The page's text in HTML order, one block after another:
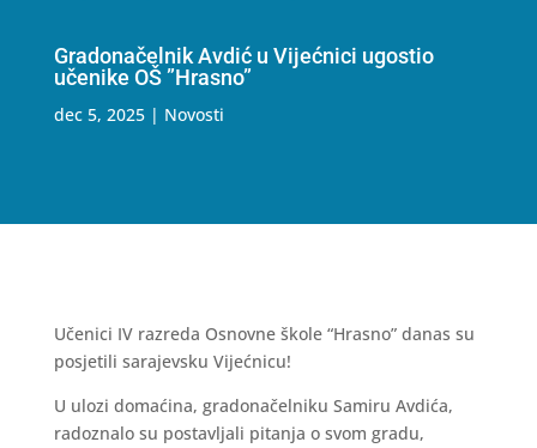
Gradonačelnik Avdić u Vijećnici ugostio
učenike OŠ ”Hrasno”
dec 5, 2025| Novosti
Učenici IV razreda Osnovne škole “Hrasno” danas su
posjetili sarajevsku Vijećnicu!
U ulozi domaćina, gradonačelniku Samiru Avdića,
radoznalo su postavljali pitanja o svom gradu,